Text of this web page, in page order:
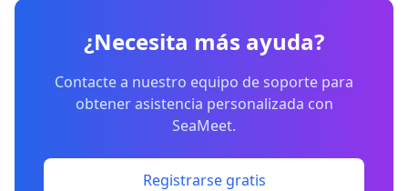
¿Necesita más ayuda?
Contacte a nuestro equipo de soporte para
obtener asistencia personalizada con
SeaMeet.
Registrarse gratis